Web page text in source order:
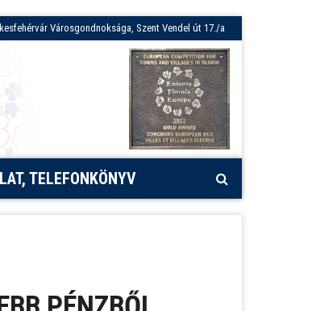
Városgondnoksága, Szent Vendel út 17./a
TELEFONKÖNYV